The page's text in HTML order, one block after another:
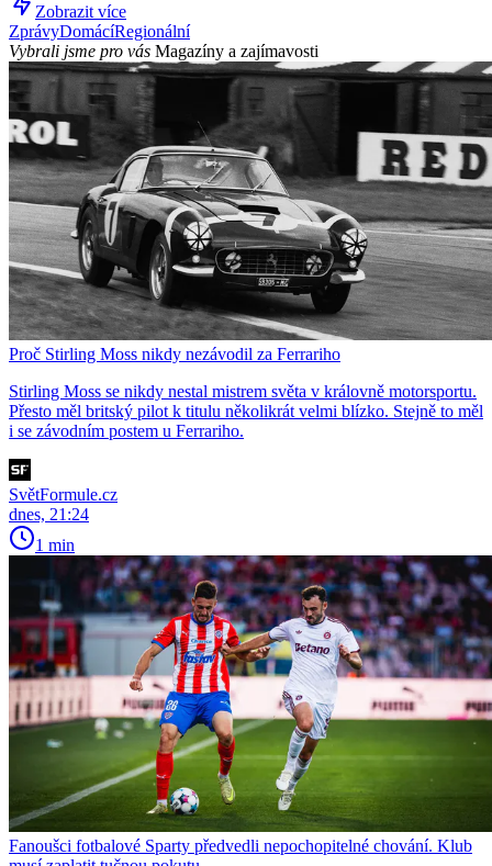
Zobrazit více
ZprávyDomácíRegionální
Vybrali jsme pro vás Magazíny a zajímavosti
Proč Stirling Moss nikdy nezávodil za Ferrariho
Stirling Moss se nikdy nestal mistrem světa v královně motorsportu.
Přesto měl britský pilot k titulu několikrát velmi blízko. Stejně to měl
i se závodním postem u Ferrariho.
SvětFormule.cz
dnes, 21:24
1 min
Fanoušci fotbalové Sparty předvedli nepochopitelné chování. Klub